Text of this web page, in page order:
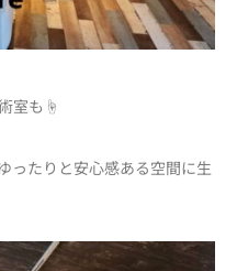
室も☝
たりと安心感ある空間に生